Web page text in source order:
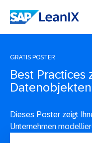
GRATIS POSTER
Best
Datenobjekten
Dieses Poster zeigt
Unternehmen